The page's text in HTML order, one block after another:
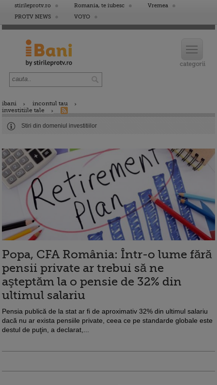
stirileprotv.ro Romania, te iubesc
Vremea
PROTV NEWS
VOYO
ibani
incontul tau
investitiile tale
Stiri din domeniul investitiilor
Popa, CFA România: Într-o lume fără
pensii private ar trebui să ne
aşteptăm la o pensie de 32% din
ultimul salariu
Pensia publică de la stat ar fi de aproximativ 32% din ultimul salariu
dacă nu ar exista pensiile private, ceea ce pe standarde globale este
destul de puţin, a declarat,...